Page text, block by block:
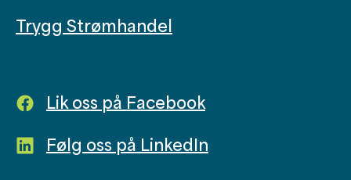
Trygg Strømhandel
Lik oss på Facebook
Følg oss på LinkedIn